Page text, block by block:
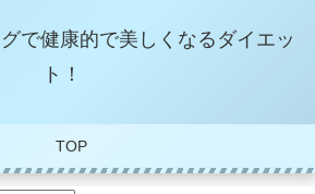
で健康的で美しくなるダイエッ
ト！
TOP